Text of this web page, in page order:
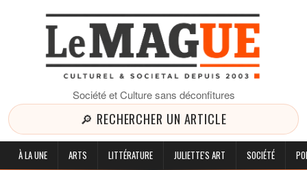
Société et Culture sans déconfitures
🔎 RECHERCHER UN ARTICLE
À LA UNE ARTS LITTÉRATURE JULIETTE'S ART SOCIÉTÉ